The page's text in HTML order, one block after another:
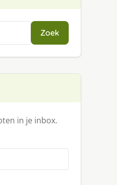
Zoek
in je inbox.